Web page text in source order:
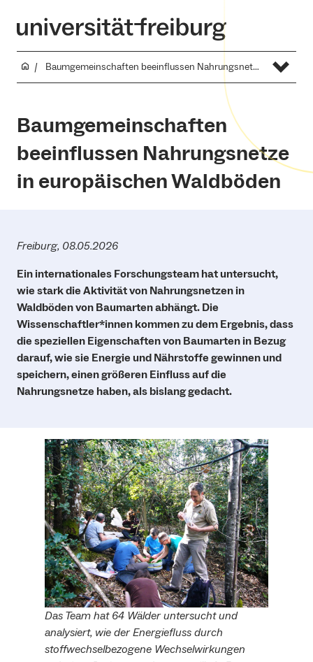
Baumgemeinschaften beeinflussen Nahrungsnetze in europäischen Waldböden
Baumgemeinschaften
beeinflussen Nahrungsnetze
in europäischen Waldböden
Freiburg, 08.05.2026
Ein internationales Forschungsteam hat untersucht,
wie stark die Aktivität von Nahrungsnetzen in
Waldböden von Baumarten abhängt. Die
Wissenschaftler*innen kommen zu dem Ergebnis, dass
die speziellen Eigenschaften von Baumarten in Bezug
darauf, wie sie Energie und Nährstoffe gewinnen und
speichern, einen größeren Einfluss auf die
Nahrungsnetze haben, als bislang gedacht.
Das Team hat 64 Wälder untersucht und
analysiert, wie der Energiefluss durch
stoffwechselbezogene Wechselwirkungen